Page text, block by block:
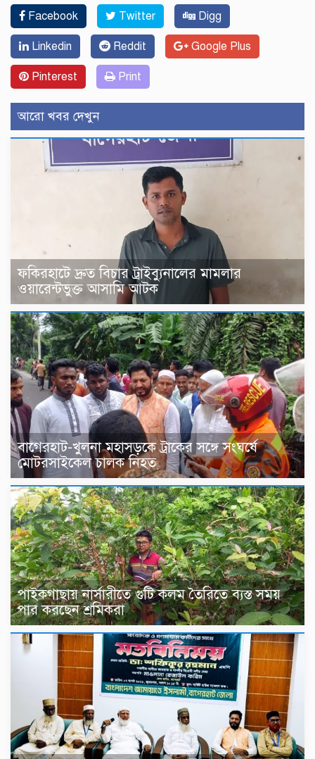
Facebook Twitter Digg
Linkedin Reddit Google Plus
Pinterest Print
আরো খবর দেখুন
ফকিরহাটে দ্রুত বিচার ট্রাইব্যুনালের মামলার
ওয়ারেন্টভুক্ত আসামি আটক
বাগেরহাট-খুলনা মহাসড়কে ট্রাকের সঙ্গে সংঘর্ষে
মোটরসাইকেল চালক নিহত
পাইকগাছায় নার্সারীতে গুটি কলম তৈরিতে ব্যস্ত সময়
পার করছেন শ্রমিকরা